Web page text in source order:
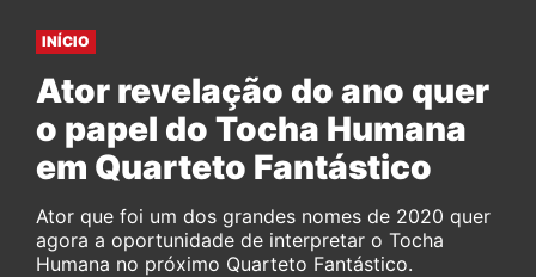
INÍCIO
Ator revelação do ano quer
o papel do Tocha Humana
em Quarteto Fantástico
Ator que foi um dos grandes nomes de 2020 quer
agora a oportunidade de interpretar o Tocha
Humana no próximo Quarteto Fantástico.